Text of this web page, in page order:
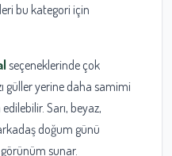
bu kategori için
seçeneklerinde çok
güller yerine daha samimi
Sarı, beyaz,
doğum günü
sunar.